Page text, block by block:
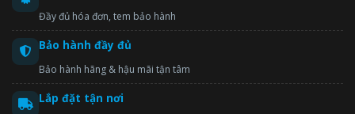
Đầy đủ hóa đơn, tem bảo hành
Bảo hành đầy đủ
Bảo hành hãng & hậu mãi tận tâm
Lắp đặt tận nơi